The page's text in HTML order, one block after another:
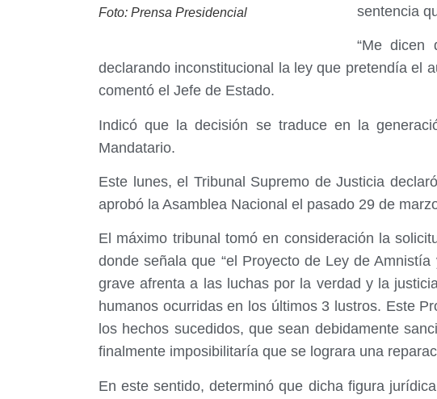
Foto: Prensa Presidencial
sentencia
“Me dicen
declarando inconstitucional la ley que pretendía el
comentó el Jefe de Estado.
Indicó que la decisión se traduce en la
Mandatario.
Este lunes, el Tribunal Supremo de Justicia
aprobó la Asamblea Nacional el pasado 29 de
El máximo tribunal tomó en consideración la
donde señala que “el Proyecto de Ley de
grave afrenta a las luchas por la verdad y la
humanos ocurridas en los últimos 3 lustros. Este
los hechos sucedidos, que sean debidamente
finalmente imposibilitaría que se lograra una
En este sentido, determinó que dicha figura